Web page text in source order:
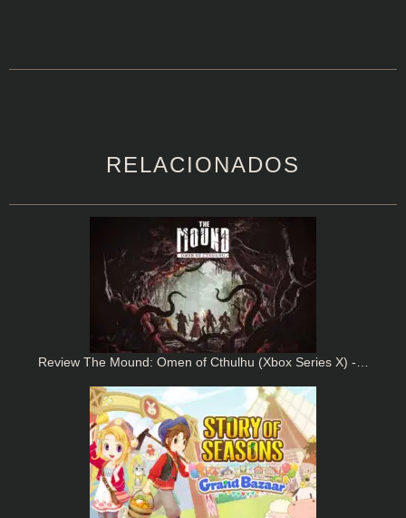
RELACIONADOS
Review The Mound: Omen of Cthulhu (Xbox Series X) -…